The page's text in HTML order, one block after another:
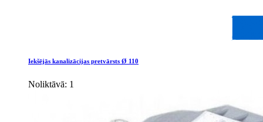
Iekšējās kanalizācijas pretvārsts Ø 110
Noliktāvā: 1